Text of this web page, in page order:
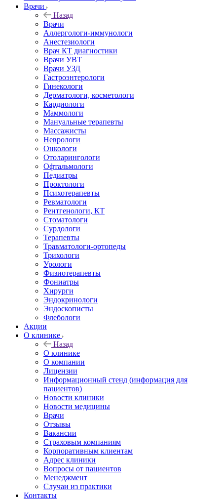
Врачи
Назад
Врачи
Аллергологи-иммунологи
Анестезиологи
Врач КТ диагностики
Врачи УВТ
Врачи УЗД
Гастроэнтерологи
Гинекологи
Дерматологи, косметологи
Кардиологи
Маммологи
Мануальные терапевты
Массажисты
Неврологи
Онкологи
Отоларингологи
Офтальмологи
Педиатры
Проктологи
Психотерапевты
Ревматологи
Рентгенологи, КТ
Стоматологи
Сурдологи
Терапевты
Травматологи-ортопеды
Трихологи
Урологи
Физиотерапевты
Фониатры
Хирурги
Эндокринологи
Эндоскописты
Флебологи
Акции
О клинике
Назад
О клинике
О компании
Лицензии
Информационный стенд (информация для
пациентов)
Новости клиники
Новости медицины
Врачи
Отзывы
Вакансии
Страховым компаниям
Корпоративным клиентам
Адрес клиники
Вопросы от пациентов
Менеджмент
Случаи из практики
Контакты